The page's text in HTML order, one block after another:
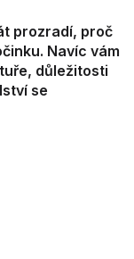
prozradí, proč
Navíc vám
důležitosti
se